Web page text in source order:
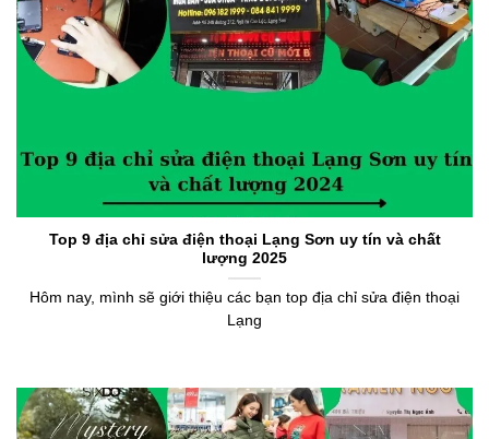
Top 9 địa chỉ sửa điện thoại Lạng Sơn uy tín và chất
lượng 2025
Hôm nay, mình sẽ giới thiệu các bạn top địa chỉ sửa điện thoại
Lạng